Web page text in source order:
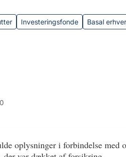
Investeringsfonde Basal
oplysninger i forbindelse med